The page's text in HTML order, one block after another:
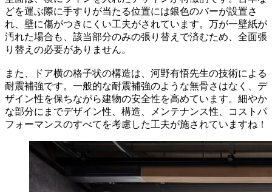
どを運ぶ際に手すりが当たる位置には銀色のバーが設置さ
れ、壁に傷がつきにくい工夫がされています。万が一壁紙が
汚れた場合も、該当部分のみの張り替えで済むため、全面張
り替えの必要がありません。
また、ドア横の格子状の構造は、河野有悟先生の技術による
耐震補強です。一般的な耐震補強のような無骨さはなく、デ
ザイン性を保ちながら建物の安全性を高めています。細やか
な部分にまでデザイン性、構造、メンテナンス性、コストパ
フォーマンスのすべてを考慮した工夫が施されていますね！